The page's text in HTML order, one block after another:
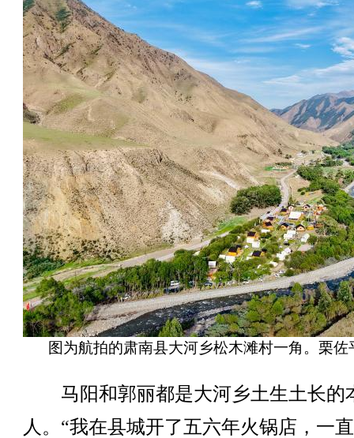
图为航拍的肃南县大河乡松木滩村一角。栗佐
马阳和郭丽都是大河乡土生土长的
人。“我在县城开了五六年火锅店，一